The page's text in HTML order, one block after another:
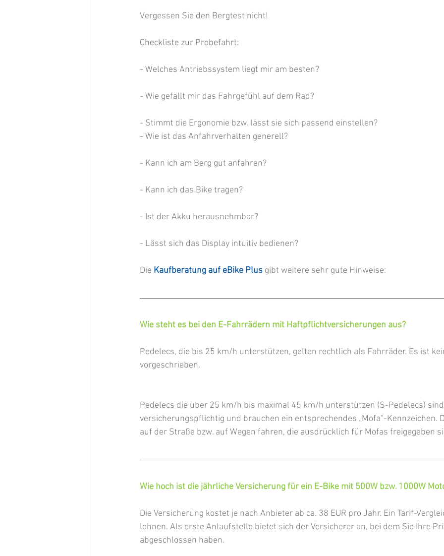
Vergessen Sie den Bergtest nicht!
Checkliste zur Probefahrt:
- Welches Antriebssystem liegt mir am besten?
- Wie gefällt mir das Fahrgefühl auf dem Rad?
- Stimmt die Ergonomie bzw. lässt sie sich passend einstellen?
- Wie ist das Anfahrverhalten generell?
- Kann ich am Berg gut anfahren?
- Kann ich das Bike tragen?
- Ist der Akku herausnehmbar?
- Lässt sich das Display intuitiv bedienen?
Die Kaufberatung auf eBike Plus gibt weitere sehr gute Hinweise:
Wie steht es bei den E-Fahrrädern mit Haftpflichtversicherungen aus?
Pedelecs, die bis 25 km/h unterstützen, gelten rechtlich als Fahrräder. Es ist
vorgeschrieben.
Pedelecs die über 25 km/h bis maximal 45 km/h unterstützen (S-Pedelecs) sind
versicherungspflichtig und brauchen ein entsprechendes „Mofa“-Kennzeichen.
auf der Straße bzw. auf Wegen fahren, die ausdrücklich für Mofas freigegeben
Wie hoch ist die jährliche Versicherung für ein E-Bike mit 500W bzw. 1000W
Die Versicherung kostet je nach Anbieter ab ca. 38 EUR pro Jahr. Ein Tarif-
lohnen. Als erste Anlaufstelle bietet sich der Versicherer an, bei dem Sie Ihre
abgeschlossen haben.